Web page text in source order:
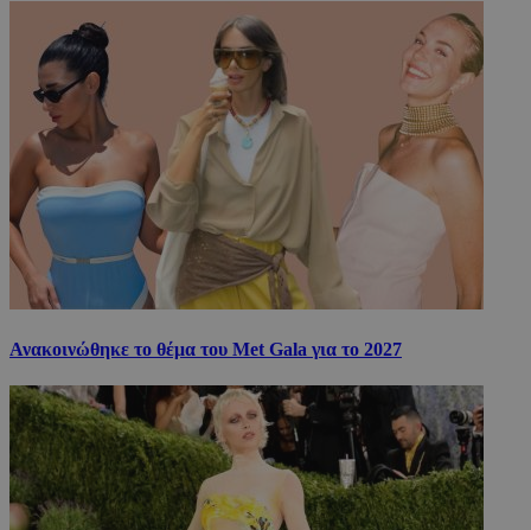
Ανακοινώθηκε το θέμα του Met Gala για το 2027